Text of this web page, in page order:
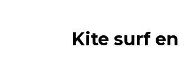
Kite surf en